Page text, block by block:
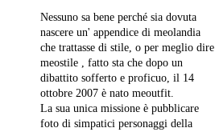
Nessuno sa bene perché sia dovuta
nascere un' appendice di meolandia
che trattasse di stile, o per meglio dire
meostile , fatto sta che dopo un
dibattito sofferto e proficuo, il 14
ottobre 2007 è nato meoutfit.
La sua unica missione è pubblicare
foto di simpatici personaggi della